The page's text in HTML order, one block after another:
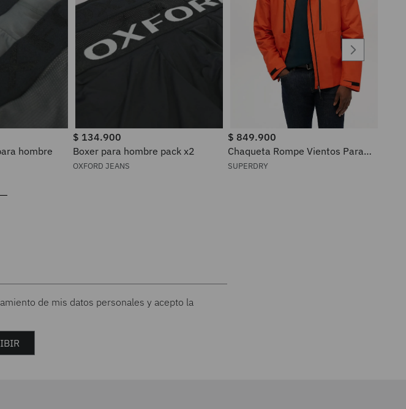
hombre
$ 134.900
Boxer para hombre pack x2
OXFORD JEANS
$ 849.900
Chaqueta Rompe Vientos Para
Hombre Waterproof Superdry
SUPERDRY
de mis datos personales y acepto la